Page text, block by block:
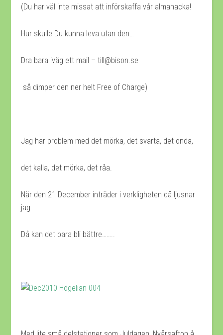
(Du har väl inte missat att införskaffa vår almanacka!
Hur skulle Du kunna leva utan den…
Dra bara iväg ett mail – till@bison.se
så dimper den ner helt Free of Charge)
Jag har problem med det mörka, det svarta, det onda,
det kalla, det mörka, det råa.
När den 21 December inträder i verkligheten då ljusnar
jag.
Då kan det bara bli bättre……..